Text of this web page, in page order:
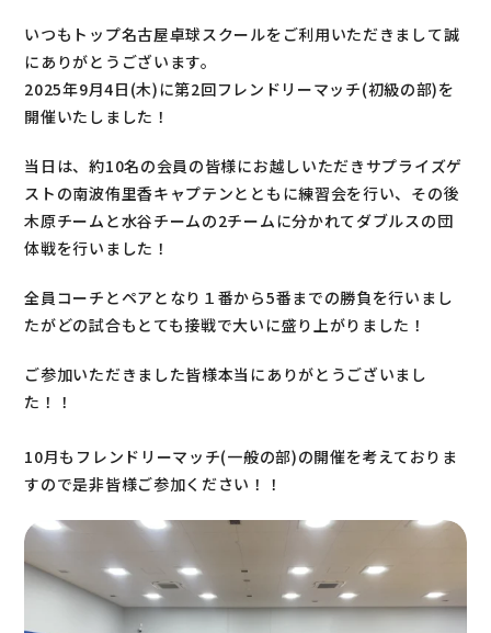
いつもトップ名古屋卓球スクールをご利用いただきまして誠
にありがとうございます。
2025年9月4日(木)に第2回フレンドリーマッチ(初級の部)を
開催いたしました！
当日は、約10名の会員の皆様にお越しいただきサプライズゲ
ストの南波侑里香キャプテンとともに練習会を行い、その後
木原チームと水谷チームの2チームに分かれてダブルスの団
体戦を行いました！
全員コーチとペアとなり１番から5番までの勝負を行いまし
たがどの試合もとても接戦で大いに盛り上がりました！
ご参加いただきました皆様本当にありがとうございまし
た！！
10月もフレンドリーマッチ(一般の部)の開催を考えておりま
すので是非皆様ご参加ください！！